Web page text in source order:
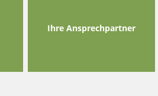
Ihre Ansprechpartner